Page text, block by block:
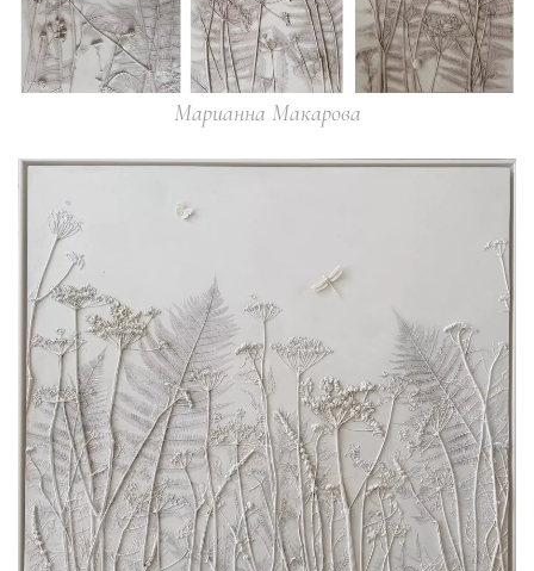
Марианна Макарова